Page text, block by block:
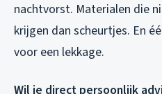
nachtvorst. Materialen die
krijgen dan scheurtjes. En
voor een lekkage.
Wil je direct persoonlijk